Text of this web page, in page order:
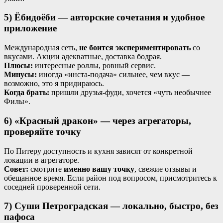
5) Ёбидоёби — авторские сочетания и удобное
приложение
Международная сеть, не боится экспериментировать со
вкусами. Акции адекватные, доставка бодрая.
Плюсы: интересные роллы, ровный сервис.
Минусы: иногда «инста-подача» сильнее, чем вкус —
возможно, это я придираюсь.
Когда брать: пришли друзья-фуди, хочется «чуть необычнее
Филы».
6) «Красный дракон» — через агрегаторы,
проверяйте точку
По Питеру доступность и кухня зависят от конкретной
локации в агрегаторе.
Совет: смотрите именно вашу точку, свежие отзывы и
обещанное время. Если район под вопросом, присмотритесь к
соседней проверенной сети.
7) Суши Петроградская — локально, быстро, без
пафоса